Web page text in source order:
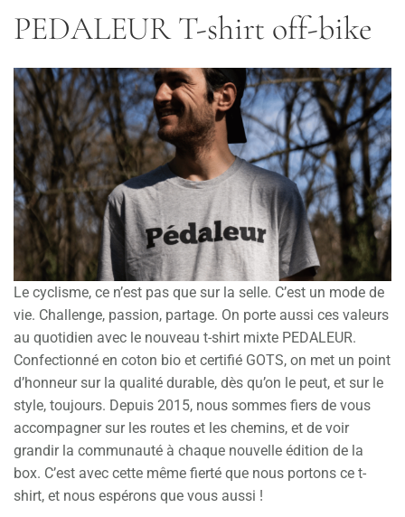
PEDALEUR T-shirt off-bike
Le cyclisme, ce n’est pas que sur la selle. C’est un mode de
vie. Challenge, passion, partage. On porte aussi ces valeurs
au quotidien avec le nouveau t-shirt mixte PEDALEUR.
Confectionné en coton bio et certifié GOTS, on met un point
d’honneur sur la qualité durable, dès qu’on le peut, et sur le
style, toujours. Depuis 2015, nous sommes fiers de vous
accompagner sur les routes et les chemins, et de voir
grandir la communauté à chaque nouvelle édition de la
box. C’est avec cette même fierté que nous portons ce t-
shirt, et nous espérons que vous aussi !